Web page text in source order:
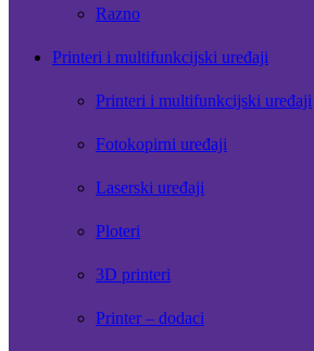
Razno
Printeri i multifunkcijski uređaji
Printeri i multifunkcijski uređaji
Fotokopirni uređaji
Laserski uređaji
Ploteri
3D printeri
Printer – dodaci